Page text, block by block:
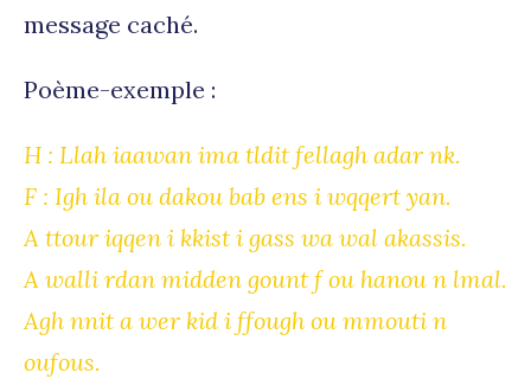
message caché.
Poème-exemple :
H : Llah iaawan ima tldit fellagh adar nk.
F : Igh ila ou dakou bab ens i wqqert yan.
A ttour iqqen i kkist i gass wa wal akassis.
A walli rdan midden gount f ou hanou n lmal.
Agh nnit a wer kid i ffough ou mmouti n
oufous.